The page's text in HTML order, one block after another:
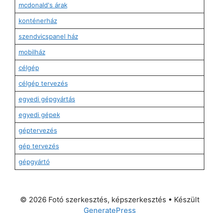
mcdonald's árak
konténerház
szendvicspanel ház
mobilház
célgép
célgép tervezés
egyedi gépgyártás
egyedi gépek
géptervezés
gép tervezés
gépgyártó
© 2026 Fotó szerkesztés, képszerkesztés • Készült
GeneratePress